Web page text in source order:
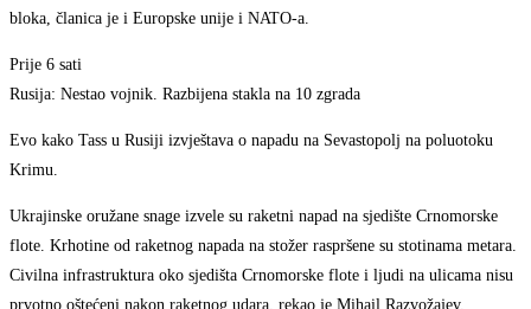
bloka, članica je i Europske unije i NATO-a.
Prije 6 sati
Rusija: Nestao vojnik. Razbijena stakla na 10 zgrada
Evo kako Tass u Rusiji izvještava o napadu na Sevastopolj na poluotoku
Krimu.
Ukrajinske oružane snage izvele su raketni napad na sjedište Crnomorske
flote. Krhotine od raketnog napada na stožer raspršene su stotinama metara.
Civilna infrastruktura oko sjedišta Crnomorske flote i ljudi na ulicama nisu
prvotno oštećeni nakon raketnog udara, rekao je Mihail Razvožajev,